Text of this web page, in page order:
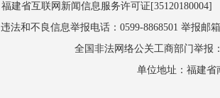
福建省互联网新闻信息服务许可证
违法和不良信息举报电话：0599-8868501 举报邮
全国非法网络公关工商部门举报
单位地址：福建省